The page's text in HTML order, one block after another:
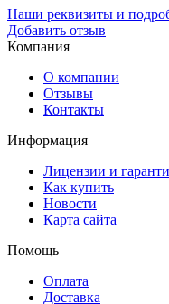
Наши реквизиты и
Добавить отзыв
Компания
О компании
Отзывы
Контакты
Информация
Лицензии и
Как купить
Новости
Карта сайта
Помощь
Оплата
Доставка